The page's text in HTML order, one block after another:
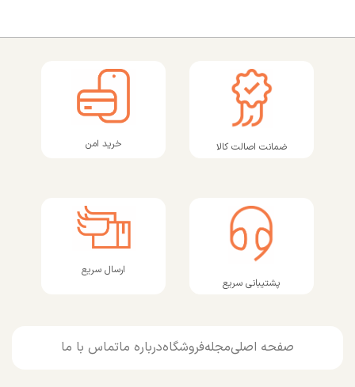
ضمانت اصالت کالا خرید امن
پشتیبانی سریع
ارسال سریع
صفحه اصلیمجلهفروشگاهدرباره ماتماس با ما